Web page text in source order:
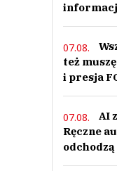
07.08.
też
i presja
07.08.
AI
Ręczne